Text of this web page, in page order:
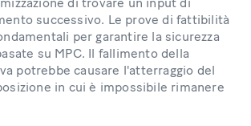
successivo. Le prove di fattibilità
per garantire la sicurezza
su MPC. Il fallimento della
potrebbe causare l'atterraggio del
in cui è impossibile rimanere